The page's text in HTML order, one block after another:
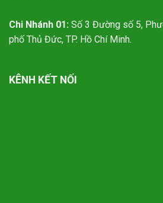
Chi Nhánh 01: Số 3 Đường số 5,
phố Thủ Đức, TP. Hồ Chí Minh.
KÊNH KẾT NỐI